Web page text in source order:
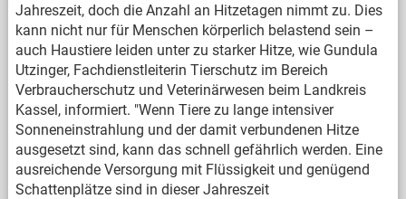
Jahreszeit, doch die Anzahl an Hitzetagen nimmt zu. Dies
kann nicht nur für Menschen körperlich belastend sein –
auch Haustiere leiden unter zu starker Hitze, wie Gundula
Utzinger, Fachdienstleiterin Tierschutz im Bereich
Verbraucherschutz und Veterinärwesen beim Landkreis
Kassel, informiert. "Wenn Tiere zu lange intensiver
Sonneneinstrahlung und der damit verbundenen Hitze
ausgesetzt sind, kann das schnell gefährlich werden. Eine
ausreichende Versorgung mit Flüssigkeit und genügend
Schattenplätze sind in dieser Jahreszeit